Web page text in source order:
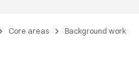
Core areas
Background work